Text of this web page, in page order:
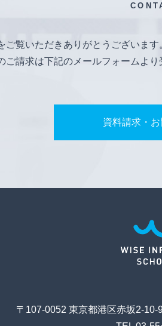
ご覧いただきありがとうございま
ご請求は下記のメールフォームよ
資料請求・
〒107-0052 東京都港区赤坂2-